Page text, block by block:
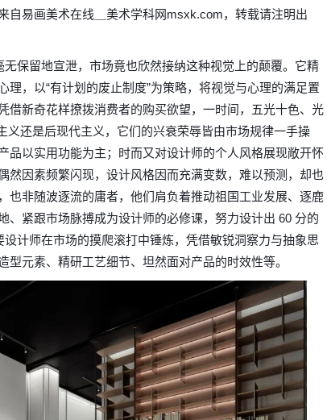
自易画美术在线＿美术学科网msxk.com，转载请注明出
保留地宣泄，市场竟也欣然接纳这种视觉上的颠覆。它精
，以“有计划的废止制度”为策略，将视觉与心理的满足置
借新奇花样撩拨消费者的购买欲望，一时间，五光十色、光
还是后现代主义，它们的兴衰荣辱皆由市场规律一手操
品以实用功能为主；时而又对设计师的个人风格展现敞开怀
然因素频繁闪现，设计风格因而充满变数，难以预测，却也
也非随波逐流的庸者，他们肩负着推动祖国工业发展、逐鹿
、紧跟市场脉搏成为设计师的必修课，努力设计出 60 分的
计师在市场的摸爬滚打中锤炼，凭借敏锐洞察力与抽象思
元素、精研工艺细节、坦然面对产品的时效性等。